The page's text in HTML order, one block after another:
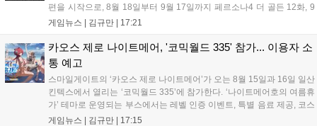
편을 시작으로, 8월 18일부터 9월 17일까지 페르소나4 더 골든 12화, 9
월 15일부터 10월 14일까지 페르소나5 시리즈가 순차 공개됩니다. 또한
영상 및 대형 전광판에 소개될 예정입니다....
게임뉴스 | 김규만 | 17:21
카오스 제로 나이트메어, '코믹월드 335' 참가... 이용자 소
통 예고
스마일게이트의 ‘카오스 제로 나이트메어’가 오는 8월 15일과 16일 일산
킨텍스에서 열리는 ‘코믹월드 335’에 참가한다. ‘나이트메어호의 여름휴
가’ 테마로 운영되는 부스에서는 레벨 인증 이벤트, 특별 음료 제공, 코스
프레 모델 포토존 등 다채로운 행사가 진행된다. 유명 코스어 7인이 캐릭
게임뉴스 | 김규만 | 17:15